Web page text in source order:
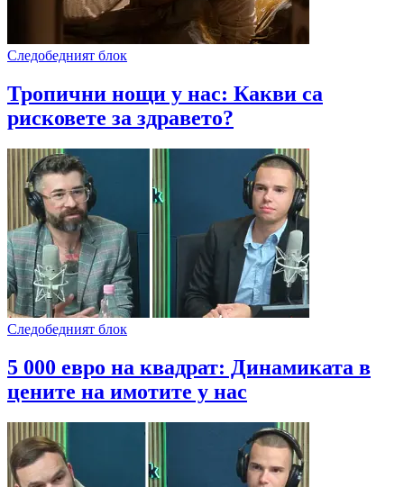
Следобедният блок
Тропични нощи у нас: Какви са
рисковете за здравето?
Следобедният блок
5 000 евро на квадрат: Динамиката в
цените на имотите у нас